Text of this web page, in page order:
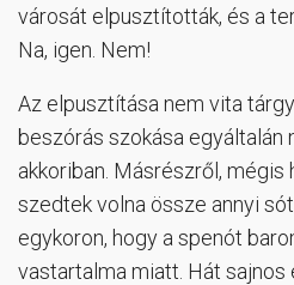
városát elpusztították, és a
Na, igen. Nem!
Az elpusztítása nem vita
beszórás szokása egyáltalán
akkoriban. Másrészről, mégis
szedtek volna össze annyi
egykoron, hogy a spenót
vastartalma miatt. Hát sajnos